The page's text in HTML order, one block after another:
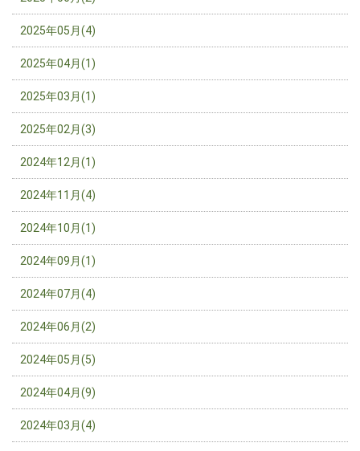
2025年05月(4)
2025年04月(1)
2025年03月(1)
2025年02月(3)
2024年12月(1)
2024年11月(4)
2024年10月(1)
2024年09月(1)
2024年07月(4)
2024年06月(2)
2024年05月(5)
2024年04月(9)
2024年03月(4)